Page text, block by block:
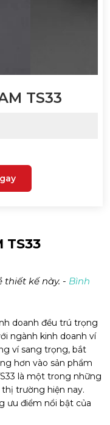
TS33
TS33
thiết kế này. - Bình
doanh đều trú trọng
ngành kinh doanh ví
ví sang trọng, bắt
hơn vào sản phẩm
là một trong những
trường hiện nay.
ưu điểm nổi bật của